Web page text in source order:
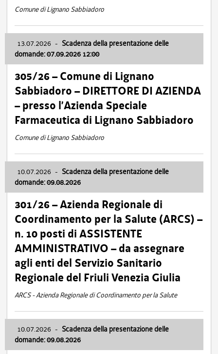
Comune di Lignano Sabbiadoro
13.07.2026 - Scadenza della presentazione delle
domande: 07.09.2026 12:00
305/26 – Comune di Lignano
Sabbiadoro – DIRETTORE DI AZIENDA
– presso l’Azienda Speciale
Farmaceutica di Lignano Sabbiadoro
Comune di Lignano Sabbiadoro
10.07.2026 - Scadenza della presentazione delle
domande: 09.08.2026
301/26 – Azienda Regionale di
Coordinamento per la Salute (ARCS) –
n. 10 posti di ASSISTENTE
AMMINISTRATIVO – da assegnare
agli enti del Servizio Sanitario
Regionale del Friuli Venezia Giulia
ARCS - Azienda Regionale di Coordinamento per la Salute
10.07.2026 - Scadenza della presentazione delle
domande: 09.08.2026